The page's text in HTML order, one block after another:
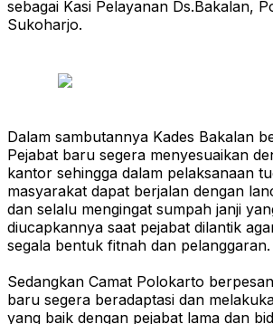
sebagai Kasi Pelayanan Ds.Bakalan,
Sukoharjo.
Dalam sambutannya Kades Bakalan
Pejabat baru segera menyesuaikan
kantor sehingga dalam pelaksanaan
masyarakat dapat berjalan dengan
dan selalu mengingat sumpah janji
diucapkannya saat pejabat dilantik
segala bentuk fitnah dan pelanggaran.
Sedangkan Camat Polokarto
baru segera beradaptasi dan
yang baik dengan pejabat lama dan